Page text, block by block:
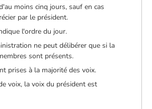
moins cinq jours, sauf en cas
par le président.
l'ordre du jour.
ne peut délibérer que si la
sont présents.
prises à la majorité des voix.
voix, la voix du président est